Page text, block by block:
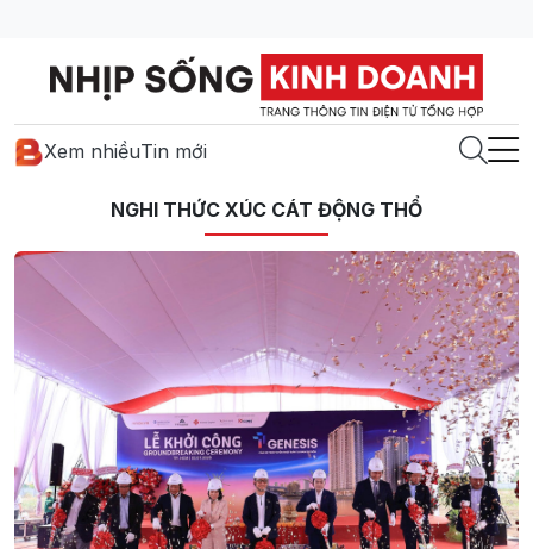
Xem nhiềuTin mới
NGHI THỨC XÚC CÁT ĐỘNG THỔ